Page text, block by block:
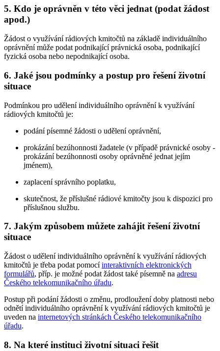
5. Kdo je oprávněn v této věci jednat (podat žádost
apod.)
Žádost o využívání rádiových kmitočtů na základě individuálního
oprávnění může podat podnikající právnická osoba, podnikající
fyzická osoba nebo nepodnikající osoba.
6. Jaké jsou podmínky a postup pro řešení životní
situace
Podmínkou pro udělení individuálního oprávnění k využívání
rádiových kmitočtů je:
podání písemné žádosti o udělení oprávnění,
prokázání bezúhonnosti žadatele (v případě právnické osoby -
prokázání bezúhonnosti osoby oprávněné jednat jejím
jménem),
zaplacení správního poplatku,
skutečnost, že příslušné rádiové kmitočty jsou k dispozici pro
příslušnou službu.
7. Jakým způsobem můžete zahájit řešení životní
situace
Žádost o udělení individuálního oprávnění k využívání rádiových
kmitočtů je třeba podat pomocíinteraktivních elektronických
formulářů, příp. je možné podat žádost také písemně na adresu
Českého telekomunikačního úřadu.
Postup při podání žádosti o změnu, prodloužení doby platnosti nebo
odnětí individuálního oprávnění k využívání rádiových kmitočtů je
uveden na internetových stránkách Českého telekomunikačního
úřadu.
8. Na které instituci životní situaci řešit